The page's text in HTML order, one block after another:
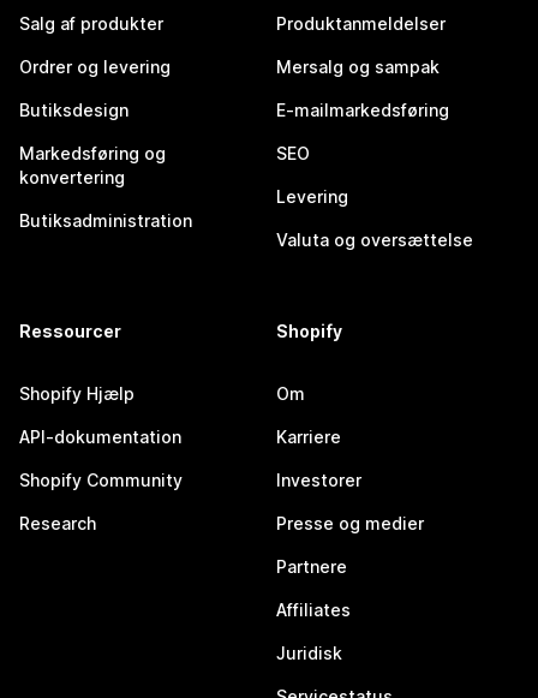
Salg af produkter
Ordrer og levering
Butiksdesign
Markedsføring og
konvertering
Butiksadministration
Produktanmeldelser
Mersalg og sampak
E-mailmarkedsføring
SEO
Levering
Valuta og oversættelse
Ressourcer
Shopify Hjælp
API-dokumentation
Shopify Community
Research
Shopify
Om
Karriere
Investorer
Presse og medier
Partnere
Affiliates
Juridisk